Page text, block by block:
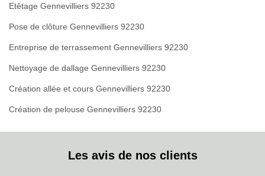
Etêtage Gennevilliers 92230
Pose de clôture Gennevilliers 92230
Entreprise de terrassement Gennevilliers 92230
Nettoyage de dallage Gennevilliers 92230
Création allée et cours Gennevilliers 92230
Création de pelouse Gennevilliers 92230
Les avis de nos clients